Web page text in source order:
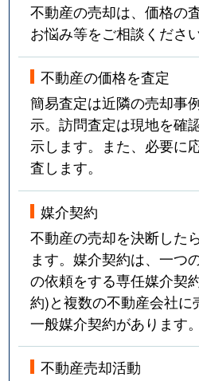
不動産の売却は、価格の
お悩み等をご相談ください
不動産の価格を査定
簡易査定は近隣の売却事
示。訪問査定は現地を確
示します。また、必要に
査します。
媒介契約
不動産の売却を決断した
ます。媒介契約は、一つ
の依頼をする専任媒介契
約)と複数の不動産会社に
一般媒介契約があります。
不動産売却活動